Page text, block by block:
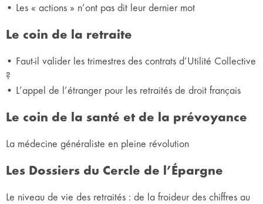
• Les « actions » n’ont pas dit leur dernier mot
Le coin de la retraite
• Faut-il valider les trimestres des contrats d’Utilité Collective
?
• L’appel de l’étranger pour les retraités de droit français
Le coin de la santé et de la prévoyance
La médecine généraliste en pleine révolution
Les Dossiers du Cercle de l’Épargne
Le niveau de vie des retraités : de la froideur des chiffres au